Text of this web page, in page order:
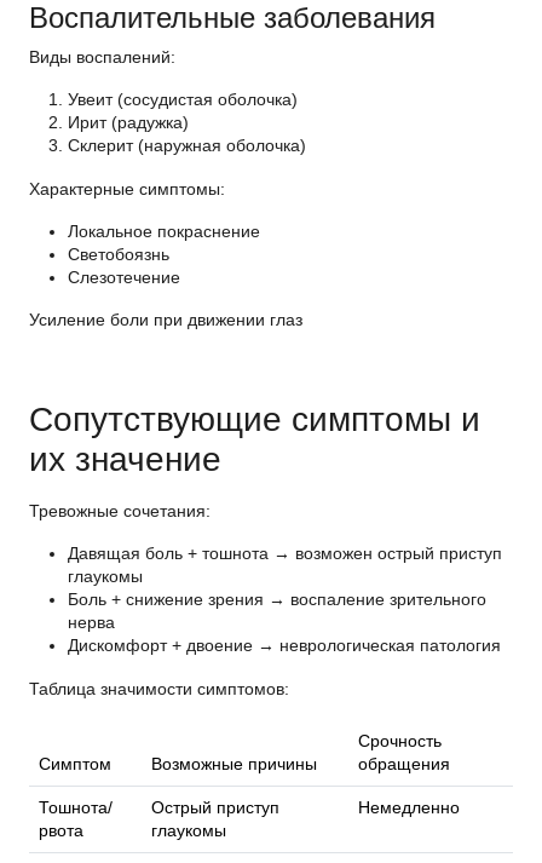
Воспалительные заболевания
Виды воспалений:
Увеит (сосудистая оболочка)
Ирит (радужка)
Склерит (наружная оболочка)
Характерные симптомы:
Локальное покраснение
Светобоязнь
Слезотечение
Усиление боли при движении глаз
Сопутствующие симптомы и
их значение
Тревожные сочетания:
Давящая боль + тошнота → возможен острый приступ
глаукомы
Боль + снижение зрения → воспаление зрительного
нерва
Дискомфорт + двоение → неврологическая патология
Таблица значимости симптомов:
Симптом Возможные причины
Срочность
обращения
Тошнота/
рвота
Острый приступ
глаукомы
Немедленно